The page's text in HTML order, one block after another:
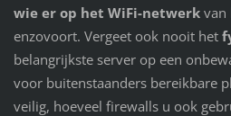
wie er op het WiFi-netwerkvan
enzovoort. Vergeet ook nooit het
belangrijkste server op een
voor buitenstaanders bereikbare
veilig, hoeveel firewalls u ook